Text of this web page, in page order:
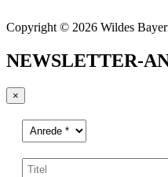
Copyright © 2026 Wildes
NEWSLETTER-
×